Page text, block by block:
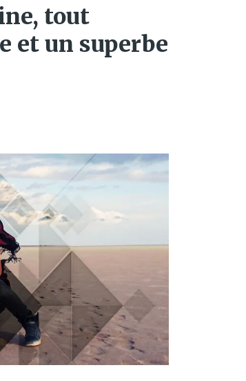
tout
et un superbe